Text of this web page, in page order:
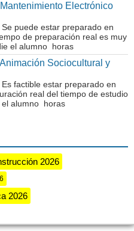
Electrónico
Se puede estar preparado en
de preparación real es muy
el alumno horas
Sociocultural y
Es factible estar preparado en
real del tiempo de estudio
el alumno horas
2026
2026